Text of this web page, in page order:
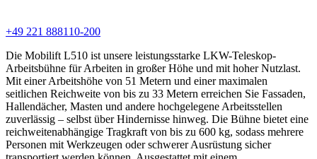
+49 221 888110-200
Die Mobilift L510 ist unsere leistungsstarke LKW-Teleskop-
Arbeitsbühne für Arbeiten in großer Höhe und mit hoher Nutzlast.
Mit einer Arbeitshöhe von 51 Metern und einer maximalen
seitlichen Reichweite von bis zu 33 Metern erreichen Sie Fassaden,
Hallendächer, Masten und andere hochgelegene Arbeitsstellen
zuverlässig – selbst über Hindernisse hinweg. Die Bühne bietet eine
reichweitenabhängige Tragkraft von bis zu 600 kg, sodass mehrere
Personen mit Werkzeugen oder schwerer Ausrüstung sicher